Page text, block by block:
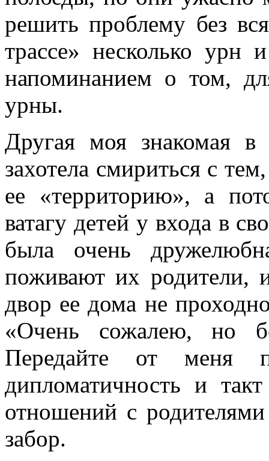
решить проблему без
трассе» несколько
напоминанием о том,
урны.
Другая моя знакомая
захотела смириться с
ее «территорию», а
ватагу детей у входа в
была очень
поживают их родители,
двор ее дома не
«Очень сожалею, но
Передайте от меня
дипломатичность и
отношений с
забор.